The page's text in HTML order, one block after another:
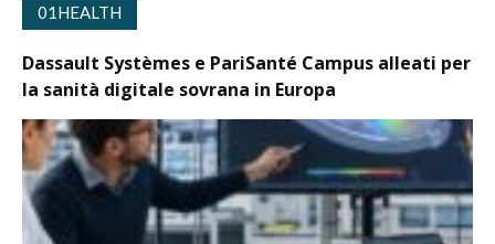
01HEALTH
Dassault Systèmes e PariSanté Campus alleati per
la sanità digitale sovrana in Europa